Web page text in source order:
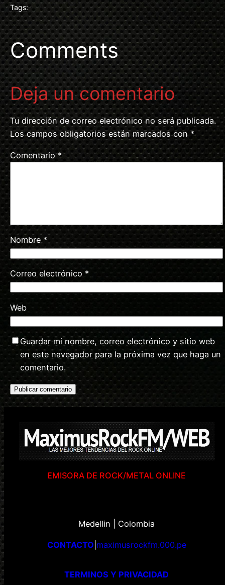
Tags:
Comments
Deja un comentario
Tu dirección de correo electrónico no será publicada.
Los campos obligatorios están marcados con *
Comentario*
Nombre *
Correo electrónico *
Web
Guardar mi nombre, correo electrónico y sitio web
en este navegador para la próxima vez que haga un
comentario.
EMISORA DE ROCK/METAL ONLINE
Medellin | Colombia
CONTACTO maximusrockfm.000.pe
TERMINOS Y PRIVACIDAD